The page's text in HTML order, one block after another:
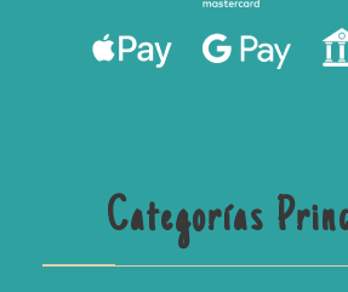
Categorías